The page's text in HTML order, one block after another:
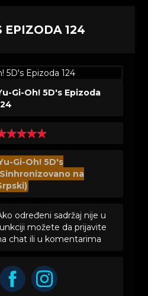
EPIZODA 124
Gi-Oh! 5D's Epizoda
Gi-Oh! 5D's
na
određeni sadržaj nije u
možete da prijavite
chat ili u komentarima